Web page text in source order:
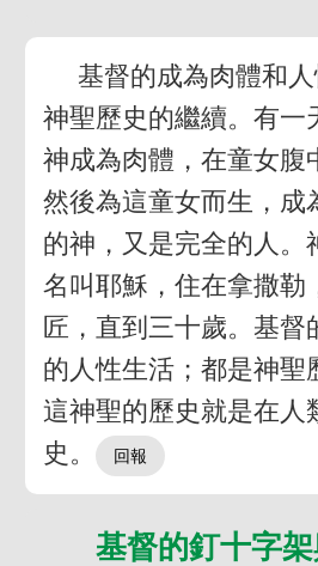
基督的成為肉體和
神聖歷史的繼續。有一
神成為肉體，在童女腹
然後為這童女而生，成
的神，又是完全的人。
名叫耶穌，住在拿撒勒
匠，直到三十歲。基督
的人性生活；都是神聖
這神聖的歷史就是在人
史。
基督的釘十字